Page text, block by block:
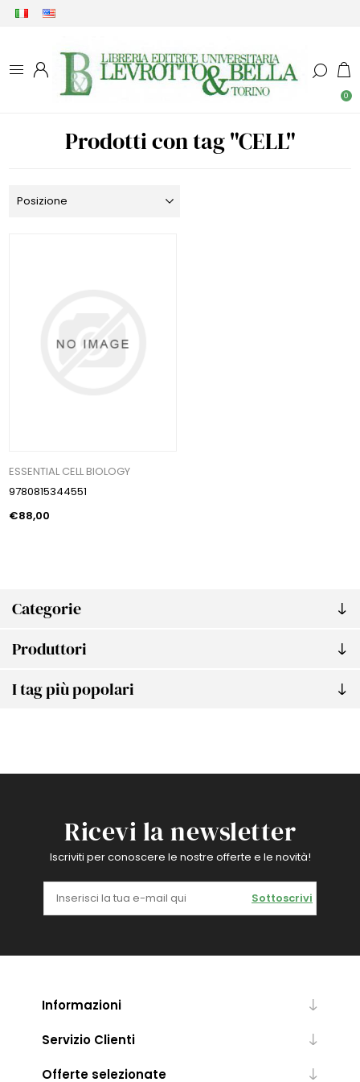
0
Categorie
Produttori
I tag più popolari
Prodotti con tag "CELL"
ESSENTIAL CELL BIOLOGY
9780815344551
€88,00
Ricevi la newsletter
Iscriviti per conoscere le nostre offerte e le novità!
Sottoscrivi
Informazioni
Servizio Clienti
Offerte selezionate